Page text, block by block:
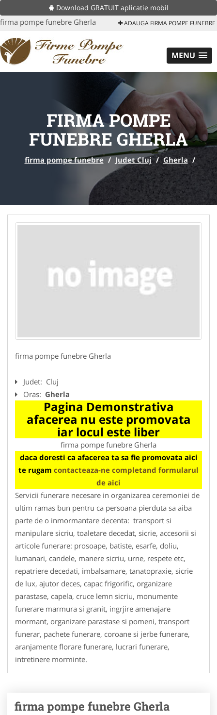
Download GRATUIT aplicatie mobil
firma pompe funebre Gherla ADAUGA FIRMA POMPE FUNEBRE
MENU
FIRMA POMPE
FUNEBRE GHERLA
firma pompe funebre / Judet Cluj / Gherla /
firma pompe funebre Gherla
Judet: Cluj
Oras: Gherla
Pagina Demonstrativa
afacerea nu este promovata
iar locul este liber
firma pompe funebre Gherla
daca doresti ca afacerea ta sa fie promovata aici
te rugam contacteaza-ne completand formularul
de aici
Servicii funerare necesare in organizarea ceremoniei de
ultim ramas bun pentru ca persoana pierduta sa aiba
parte de o inmormantare decenta: transport si
manipulare sicriu, toaletare decedat, sicrie, accesorii si
articole funerare: prosoape, batiste, esarfe, doliu,
lumanari, candele, manere sicriu, urne, respete etc,
repatriere decedati, imbalsamare, tanatopraxie, sicrie
de lux, ajutor deces, capac frigorific, organizare
parastase, capela, cruce lemn sicriu, monumente
funerare marmura si granit, ingrjire amenajare
mormant, organizare parastase si pomeni, transport
funerar, pachete funerare, coroane si jerbe funerare,
aranjamente florare funerare, lucrari funerare,
intretinere morminte.
firma pompe funebre Gherla